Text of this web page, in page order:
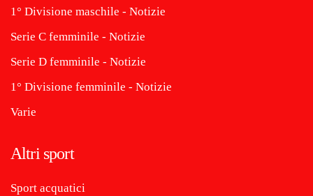
1° Divisione maschile - Notizie
Serie C femminile - Notizie
Serie D femminile - Notizie
1° Divisione femminile - Notizie
Varie
Altri sport
Sport acquatici